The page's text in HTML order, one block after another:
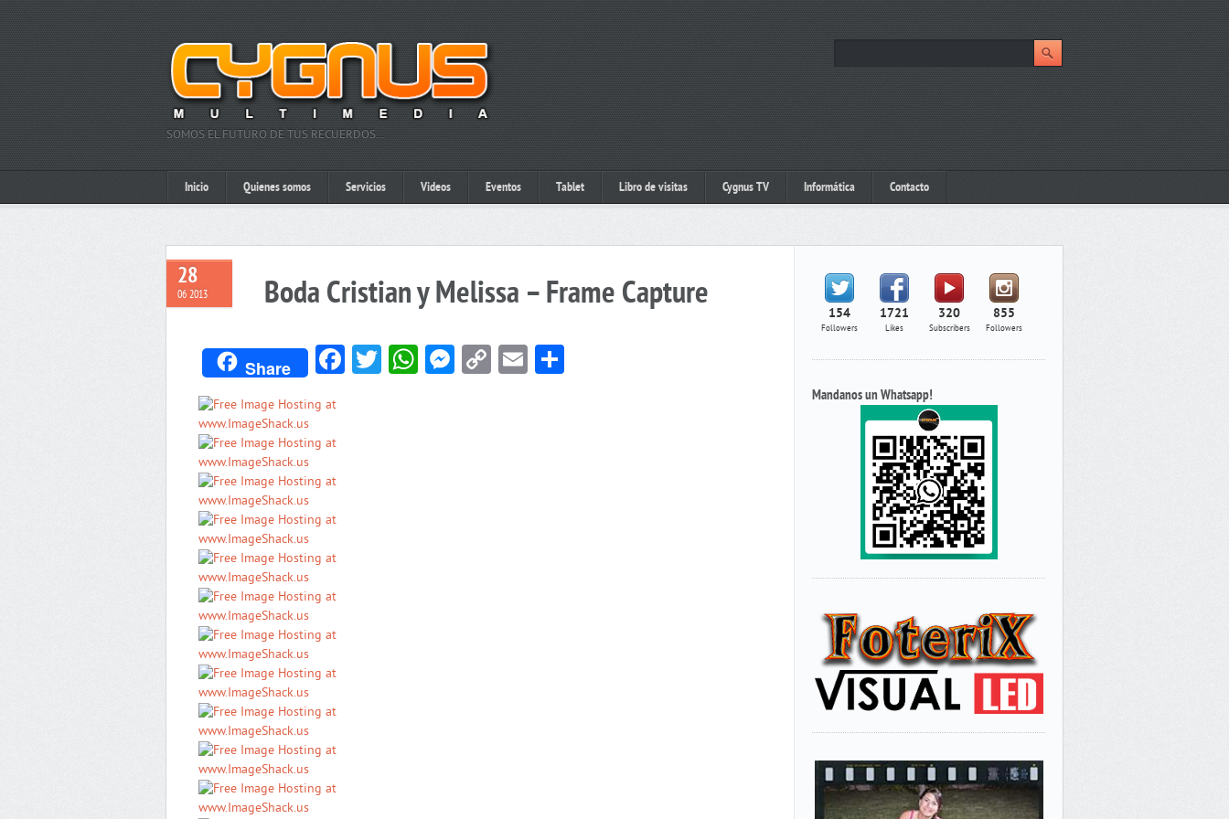
SOMOS EL FUTURO DE TUS RECUERDOS…
Inicio Quienes somos Servicios Videos Eventos Tablet Libro de visitas Cygnus TV Informática Contacto
28
06 2013 Boda Cristian y Melissa – Frame Capture
Share Facebook
Twitter
WhatsApp
Messenger
CopyEmail
154
Followers
1721
Likes
320
Subscribers
855
Followers
Mandanos un Whatsapp!